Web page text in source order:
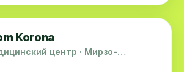
Korona
центр · Мирзо-